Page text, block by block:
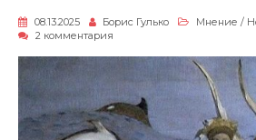
08.13.2025 Борис Гулько Мнение /
2 комментария